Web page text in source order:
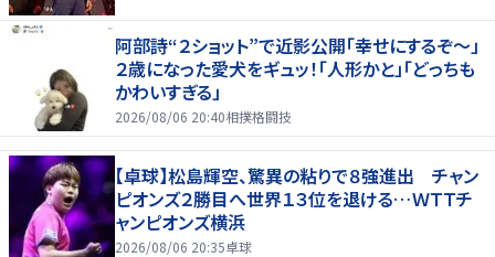
阿部詩“２ショット”で近影公開「幸せにするぞ〜」
２歳になった愛犬をギュッ！「人形かと」「どっちも
かわいすぎる」
2026/08/06 20:40相撲格闘技
【卓球】松島輝空、驚異の粘りで８強進出 チャン
ピオンズ２勝目へ世界１３位を退ける…ＷＴＴチ
ャンピオンズ横浜
2026/08/06 20:35卓球